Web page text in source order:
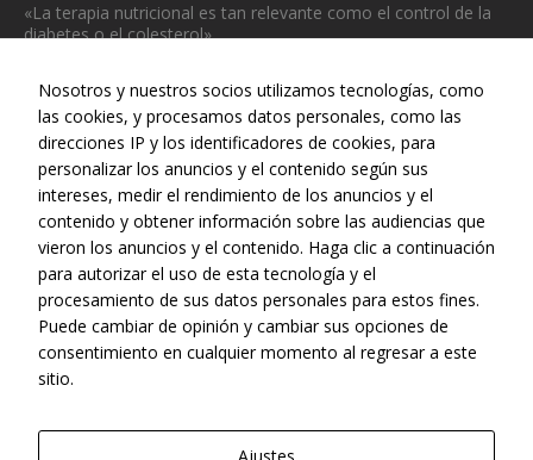
«La terapia nutricional es tan relevante como el control de la
diabetes o el colesterol»
Web realizada con el patrocinio del Centro Español de Derechos
Reprográficos
Nosotros y nuestros socios utilizamos tecnologías, como
las cookies, y procesamos datos personales, como las
direcciones IP y los identificadores de cookies, para
personalizar los anuncios y el contenido según sus
intereses, medir el rendimiento de los anuncios y el
contenido y obtener información sobre las audiencias que
vieron los anuncios y el contenido. Haga clic a continuación
para autorizar el uso de esta tecnología y el
procesamiento de sus datos personales para estos fines.
Puede cambiar de opinión y cambiar sus opciones de
consentimiento en cualquier momento al regresar a este
sitio.